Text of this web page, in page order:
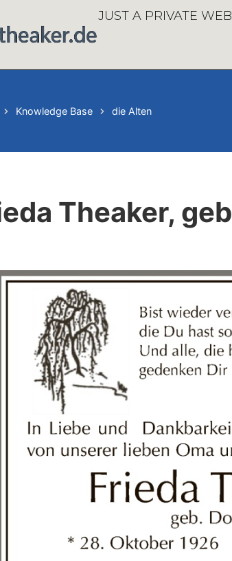
JUST A PRIVATE
Knowledge Base die Alten
Theaker,